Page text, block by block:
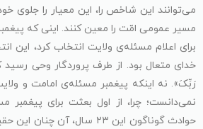
می‌توانند این شاخص را، این معیار را جلوی
مسیر عمومی امّت را معین کنند. اینی که
برای اعلام مسئله‌ی ولایت انتخاب کرد، این
خدای متعال بود. از طرف پروردگار وحی رسید
رَبِّکَ». نه اینکه پیغمبر مسئله‌ی امامت و
نمی‌دانست؛ چرا، از اول بعثت برای
حوادث گوناگون این ۲۳ سال، آن